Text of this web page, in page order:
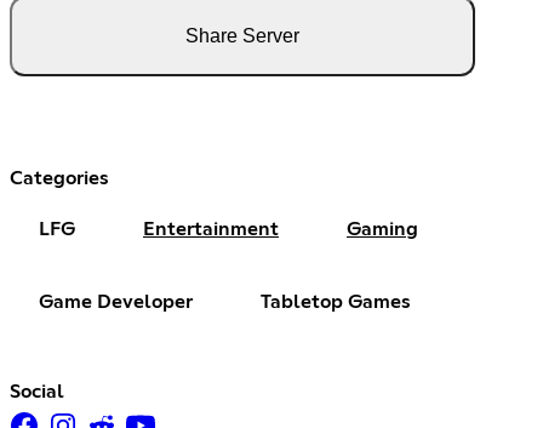
Share Server
Categories
LFG Entertainment Gaming
Game Developer Tabletop Games
Social